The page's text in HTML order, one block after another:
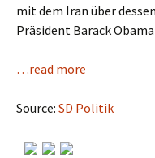
mit dem Iran über
Präsident Barack
…read more
Source: SD Politik